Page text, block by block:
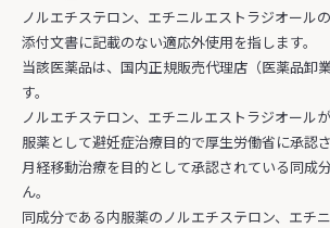
ノルエチステロン、エチニルエストラジオール
添付文書に記載のない適応外使用を指します。
当該医薬品は、国内正規販売代理店（医薬品卸
す。
ノルエチステロン、エチニルエストラジオール
服薬として避妊症治療目的で厚生労働省に承認さ
月経移動治療を目的として承認されている同成
ん。
同成分である内服薬のノルエチステロン、エチ